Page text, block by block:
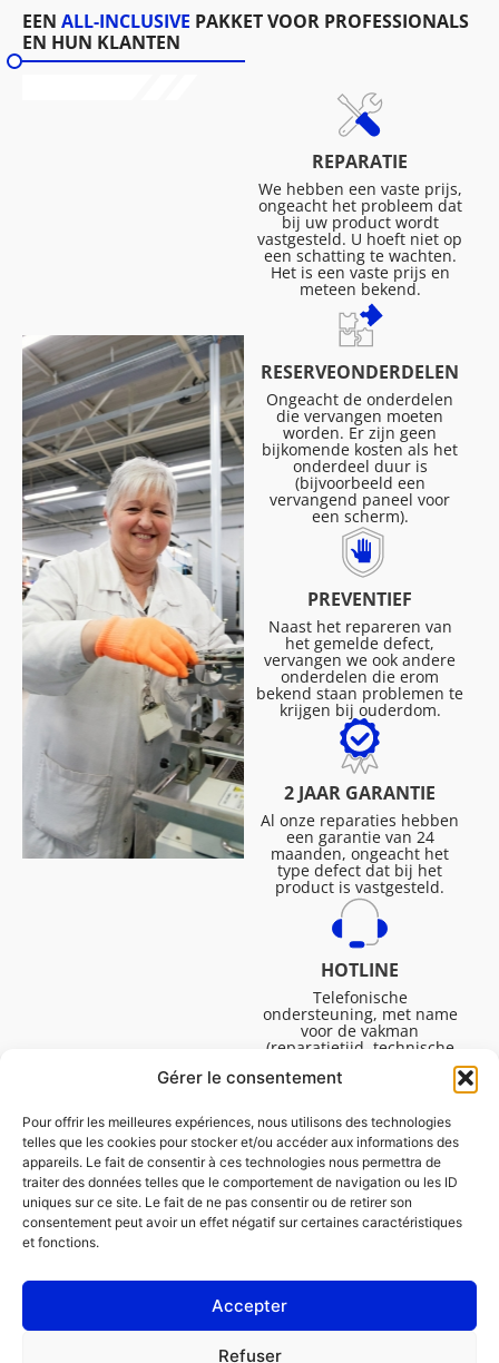
Gérer le consentement
Pour offrir les meilleures expériences, nous utilisons des technologies
telles que les cookies pour stocker et/ou accéder aux informations des
appareils. Le fait de consentir à ces technologies nous permettra de
traiter des données telles que le comportement de navigation ou les ID
uniques sur ce site. Le fait de ne pas consentir ou de retirer son
consentement peut avoir un effet négatif sur certaines caractéristiques
et fonctions.
Accepter
Refuser
EEN ALL-INCLUSIVE PAKKET VOOR PROFESSIONALS
EN HUN KLANTEN
REPARATIE
We hebben een vaste prijs,
ongeacht het probleem dat
bij uw product wordt
vastgesteld. U hoeft niet op
een schatting te wachten.
Het is een vaste prijs en
meteen bekend.
RESERVEONDERDELEN
Ongeacht de onderdelen
die vervangen moeten
worden. Er zijn geen
bijkomende kosten als het
onderdeel duur is
(bijvoorbeeld een
vervangend paneel voor
een scherm).
PREVENTIEF
Naast het repareren van
het gemelde defect,
vervangen we ook andere
onderdelen die erom
bekend staan problemen te
krijgen bij ouderdom.
2 JAAR GARANTIE
Al onze reparaties hebben
een garantie van 24
maanden, ongeacht het
type defect dat bij het
product is vastgesteld.
HOTLINE
Telefonische
ondersteuning, met name
voor de vakman
(reparatietijd, technische
Maandag tot vrijdag van